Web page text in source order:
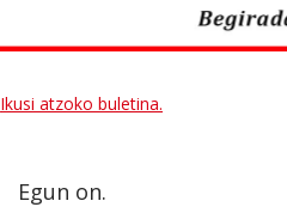
Ikusi atzoko buletina.
Egun on.